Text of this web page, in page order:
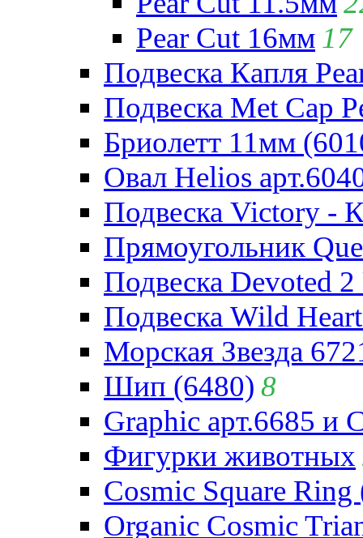
Pear Cut 16мм 17
Подвеска Капля
Подвеска Met Cap
Бриолетт 11мм
Овал Helios
Подвеска Victory -
Прямоугольник
Подвеска Devoted
Подвеска Wild
Морская Звезда
Шип (6480) 8
Graphic арт.6685 и
Фигурки животных
Cosmic Square Ring
Organic Cosmic